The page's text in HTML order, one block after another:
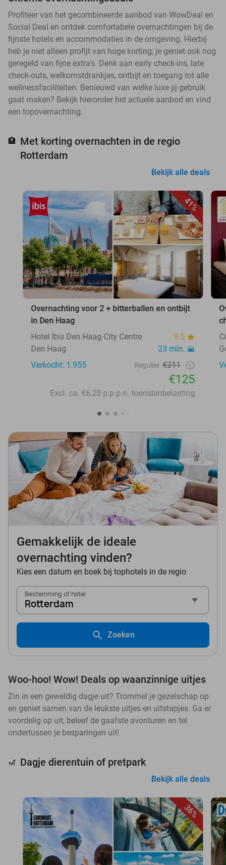
Profiteer van het gecombineerde aanbod van WowDeal en
Social Deal en ontdek comfortabele overnachtingen bij de
fijnste hotels en accommodaties in de omgeving. Hierbij
heb je niet alleen profijt van hoge korting; je geniet ook nog
geregeld van fijne extra’s. Denk aan early check-ins, late
check-outs, welkomstdrankjes, ontbijt en toegang tot alle
wellnessfaciliteiten. Benieuwd van welke luxe jij gebruik
gaat maken? Bekijk hieronder het actuele aanbod en vind
een topovernachting.
🏨 Met korting overnachten in de regio
Rotterdam
Bekijk alle deals
41%
Overnachting voor 2 + bitterballen en ontbijt
in Den Haag
Hotel Ibis Den Haag City Centre
9.5
Den Haag
23 min.
Verkocht: 1.955
Regulier €211
€125
Excl. ca. €6,20 p.p.p.n. toeristenbelasting
Gemakkelijk de ideale
overnachting vinden?
Kies een datum en boek bij tophotels in de regio
Bestemming of hotel
Rotterdam
Zoeken
Woo-hoo! Wow! Deals op waanzinnige uitjes
Zin in een geweldig dagje uit? Trommel je gezelschap op
en geniet samen van de leukste uitjes en uitstapjes. Ga er
voordelig op uit, beleef de gaafste avonturen en tel
ondertussen je besparingen uit!
🎢 Dagje dierentuin of pretpark
Bekijk alle deals
36%